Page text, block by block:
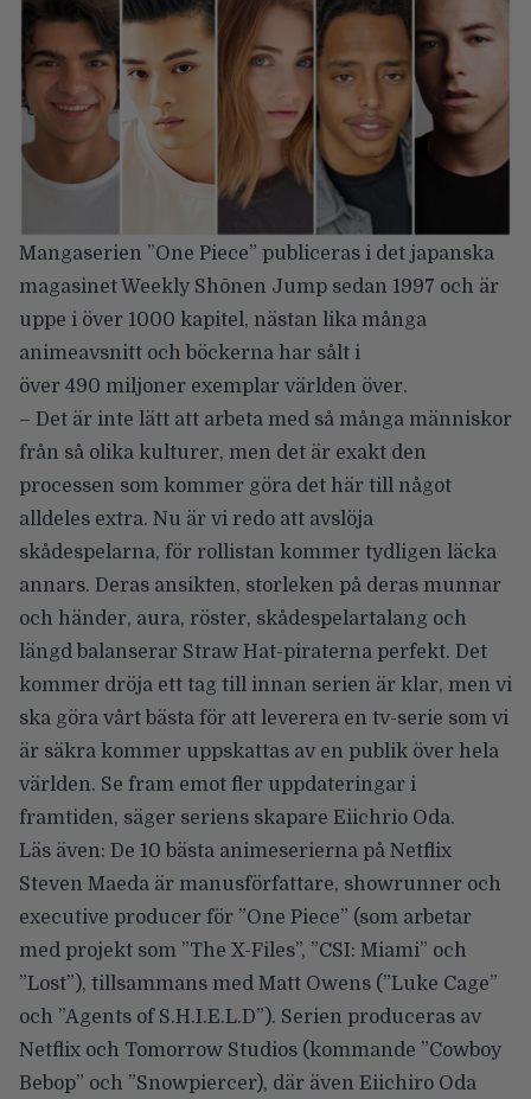
Mangaserien ”One Piece” publiceras i det japanska
magasinet Weekly Shōnen Jump sedan 1997 och är
uppe i över 1000 kapitel, nästan lika många
animeavsnitt och böckerna har sålt i
över 490 miljoner exemplar världen över.
– Det är inte lätt att arbeta med så många människor
från så olika kulturer, men det är exakt den
processen som kommer göra det här till något
alldeles extra. Nu är vi redo att avslöja
skådespelarna, för rollistan kommer tydligen läcka
annars. Deras ansikten, storleken på deras munnar
och händer, aura, röster, skådespelartalang och
längd balanserar Straw Hat-piraterna perfekt. Det
kommer dröja ett tag till innan serien är klar, men vi
ska göra vårt bästa för att leverera en tv-serie som vi
är säkra kommer uppskattas av en publik över hela
världen. Se fram emot fler uppdateringar i
framtiden, säger seriens skapare Eiichrio Oda.
Läs även: De 10 bästa animeserierna på Netflix
Steven Maeda är manusförfattare, showrunner och
executive producer för ”One Piece” (som arbetar
med projekt som ”The X-Files”, ”CSI: Miami” och
”Lost”), tillsammans med Matt Owens (”Luke Cage”
och ”Agents of S.H.I.E.L.D”). Serien produceras av
Netflix och Tomorrow Studios (kommande ”Cowboy
Bebop” och ”Snowpiercer), där även Eiichiro Oda